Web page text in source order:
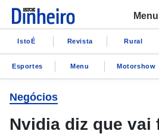
Menu
IstoÉ Revista Rural
Esportes Menu Motorshow
Negócios
Nvidia diz que vai